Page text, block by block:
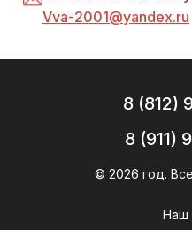
Vva-2001@yandex.ru
8 (812)
8 (911)
© 2026 год.
Наш